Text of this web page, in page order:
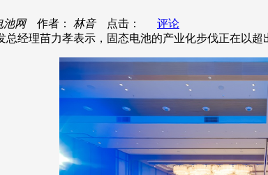
池网作者： 林音点击：
评论
经理苗力孝表示，固态电池的产业化步伐正在以